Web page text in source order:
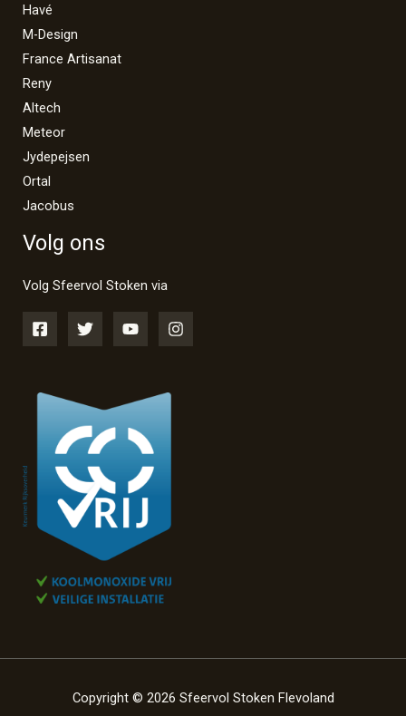
Havé
M-Design
France Artisanat
Reny
Altech
Meteor
Jydepejsen
Ortal
Jacobus
Volg ons
Volg Sfeervol Stoken via
Copyright © 2026 Sfeervol Stoken Flevoland